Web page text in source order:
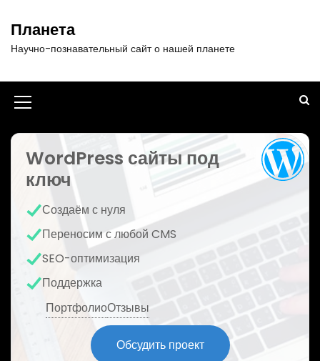
т
Планета
Научно-познавательный сайт о нашей планете
И
к
о
н
к
а
м
WordPress сайты под
ключ
Создаём с нуля
Переносим с любой CMS
SEO-оптимизация
Поддержка
ПортфолиоОтзывы
Обсудить проект